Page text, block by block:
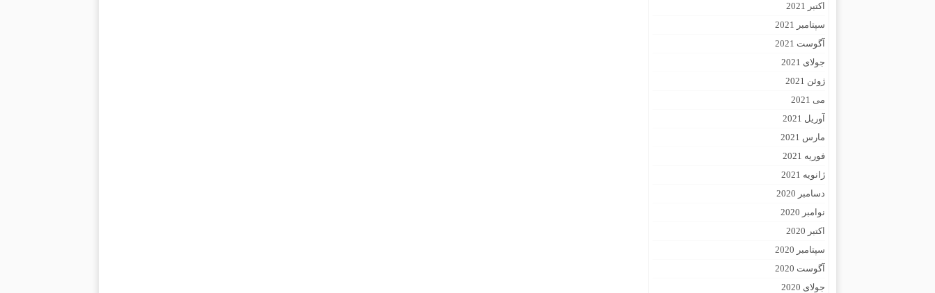
اکتبر 2021
سپتامبر 2021
آگوست 2021
جولای 2021
ژوئن 2021
می 2021
آوریل 2021
مارس 2021
فوریه 2021
ژانویه 2021
دسامبر 2020
نوامبر 2020
اکتبر 2020
سپتامبر 2020
آگوست 2020
جولای 2020